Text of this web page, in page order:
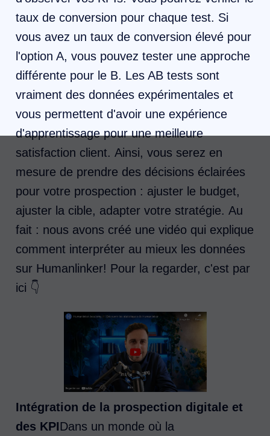
taux de conversion pour chaque test. Si
vous avez un taux de conversion élevé pour
l'option A, vous pouvez tester une approche
différente pour le B. Les AB tests sont
vraiment des données expérimentales et
vous permettent d'avoir une expérience
d'apprentissage pour une meilleure
satisfaction client. Ainsi, vous serez en
mesure de prendre des décisions éclairées
pour votre prospection : ajuster le budget,
ajuster la cible, adapter votre stratégie. Au
fait : nous avons créé une vidéo qui explique
comment interpréter au mieux les données
sur Humanlinker! Pour la regarder, c'est par
ici 👇
Intégration de la prospection digitale et
des KPIDans un monde où la